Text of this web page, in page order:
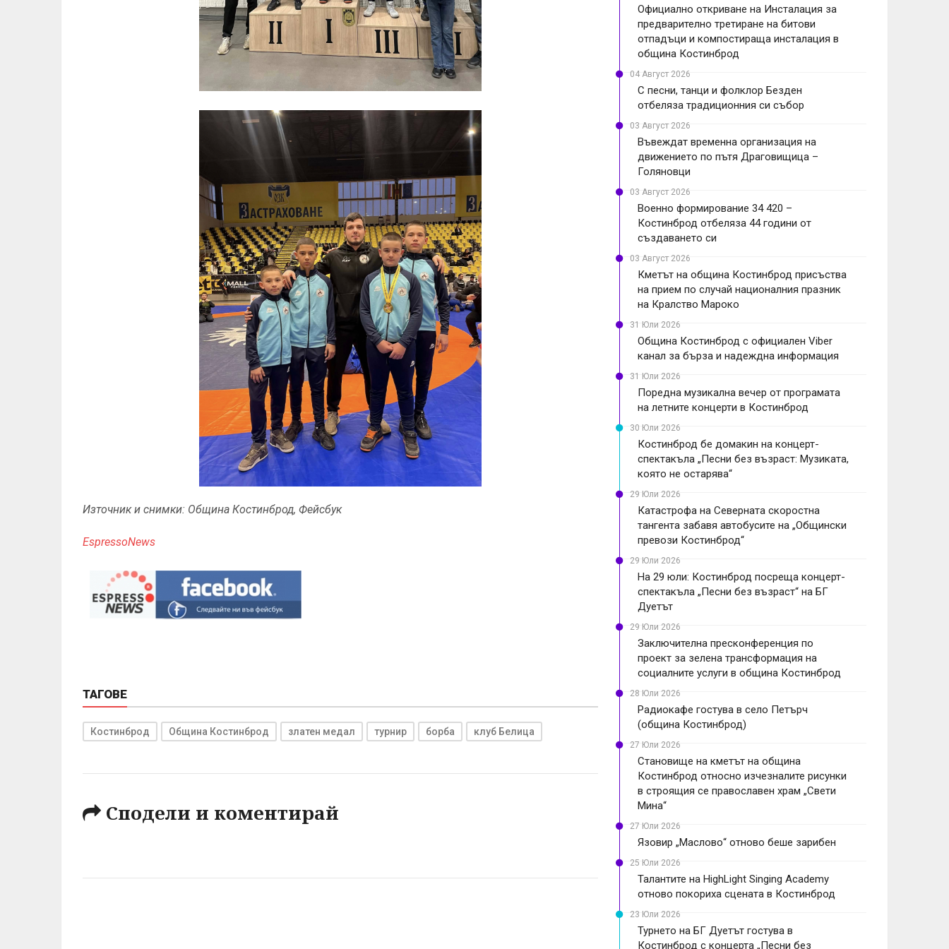
Източник и снимки: Община Костинброд, Фейсбук
EspressoNews
ТАГОВЕ
Костинброд Община Костинброд златен медал турнир борба клуб Белица
Сподели и коментирай
Официално откриване на Инсталация за
предварително третиране на битови
отпадъци и компостираща инсталация в
община Костинброд
04 Август 2026
С песни, танци и фолклор Безден
отбеляза традиционния си събор
03 Август 2026
Въвеждат временна организация на
движението по пътя Драговищица –
Голяновци
03 Август 2026
Военно формирование 34 420 –
Костинброд отбеляза 44 години от
създаването си
03 Август 2026
Кметът на община Костинброд присъства
на прием по случай националния празник
на Кралство Мароко
31 Юли 2026
Община Костинброд с официален Viber
канал за бърза и надеждна информация
31 Юли 2026
Поредна музикална вечер от програмата
на летните концерти в Костинброд
30 Юли 2026
Костинброд бе домакин на концерт-
спектакъла „Песни без възраст: Музиката,
която не остарява“
29 Юли 2026
Катастрофа на Северната скоростна
тангента забавя автобусите на „Общински
превози Костинброд“
29 Юли 2026
На 29 юли: Костинброд посреща концерт-
спектакъла „Песни без възраст“ на БГ
Дуетът
29 Юли 2026
Заключителна пресконференция по
проект за зелена трансформация на
социалните услуги в община Костинброд
28 Юли 2026
Радиокафе гостува в село Петърч
(община Костинброд)
27 Юли 2026
Становище на кметът на община
Костинброд относно изчезналите рисунки
в строящия се православен храм „Свети
Мина“
27 Юли 2026
Язовир „Маслово“ отново беше зарибен
25 Юли 2026
Талантите на HighLight Singing Academy
отново покориха сцената в Костинброд
23 Юли 2026
Турнето на БГ Дуетът гостува в
Костинброд с концерта „Песни без